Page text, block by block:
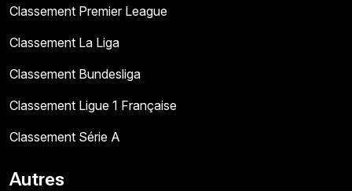
Classement Premier League
Classement La Liga
Classement Bundesliga
Classement Ligue 1 Française
Classement Série A
Autres